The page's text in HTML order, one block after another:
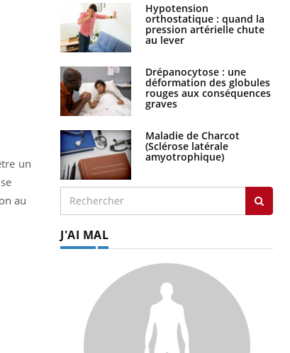
un
au
Hypotension
orthostatique : quand la
pression artérielle chute
au lever
Drépanocytose : une
déformation des globules
rouges aux conséquences
graves
Maladie de Charcot
(Sclérose latérale
amyotrophique)
J'AI MAL